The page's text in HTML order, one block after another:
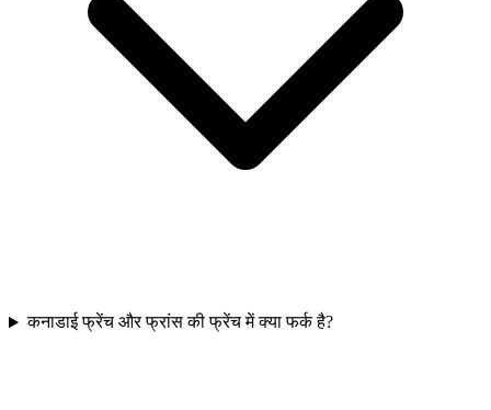
कनाडाई फ्रेंच और फ्रांस की फ्रेंच में क्या फर्क है?